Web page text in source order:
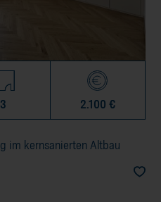
3 2.100 €
im kernsanierten Altbau